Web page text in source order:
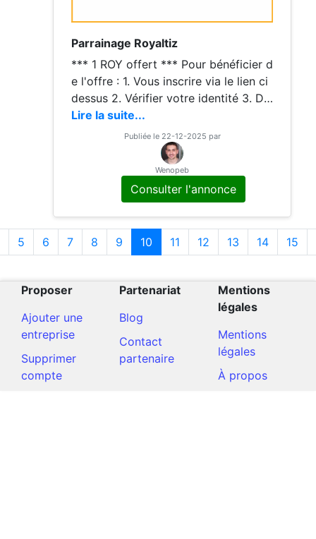
Parrainage Royaltiz
*** 1 ROY offert *** Pour bénéficier d
e l'offre : 1. Vous inscrire via le lien ci
dessus 2. Vérifier votre identité 3. Dé
poser 15€ via CB pour créditer instan
tanément votre compte, puis acheter
Lire la suite...
Publiée le 22-12-2025 par
Wenopeb
Consulter l'annonce
5 6 7 8 9 10 11 12 13 14 15
Proposer
Ajouter une
entreprise
Supprimer
compte
Partenariat
Blog
Contact
partenaire
Mentions
légales
Mentions
légales
À propos